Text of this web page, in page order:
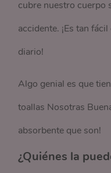
cubre nuestro cuerpo
accidente. ¡Es tan
diario!
Algo genial es que
toallas Nosotras
absorbente que son!
¿Quiénes la